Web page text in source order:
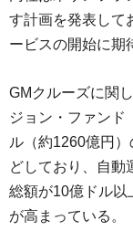
す計画を発表して
ービスの開始に期
GMクルーズに関
ジョン・ファンド
ル（約1260億円
どしており、自動
総額が10億ドル以
が高まっている。